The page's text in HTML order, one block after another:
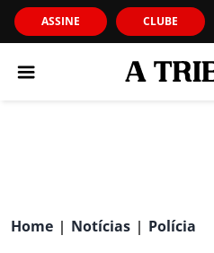
ASSINE CLUBE
Home | Notícias | Polícia